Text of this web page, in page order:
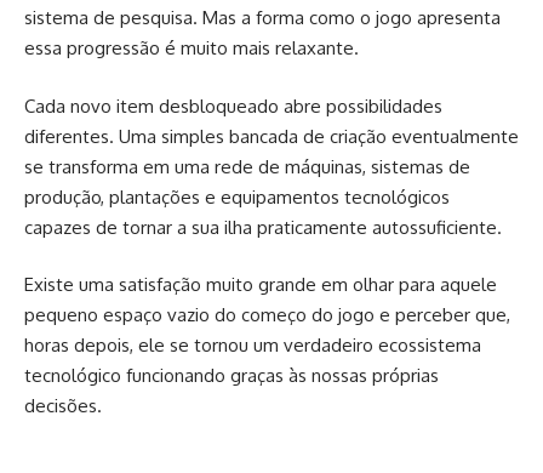
sistema de pesquisa. Mas a forma como o jogo apresenta
essa progressão é muito mais relaxante.
Cada novo item desbloqueado abre possibilidades
diferentes. Uma simples bancada de criação eventualmente
se transforma em uma rede de máquinas, sistemas de
produção, plantações e equipamentos tecnológicos
capazes de tornar a sua ilha praticamente autossuficiente.
Existe uma satisfação muito grande em olhar para aquele
pequeno espaço vazio do começo do jogo e perceber que,
horas depois, ele se tornou um verdadeiro ecossistema
tecnológico funcionando graças às nossas próprias
decisões.